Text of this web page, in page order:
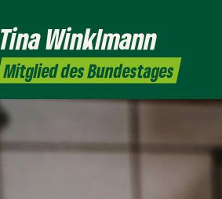
TinaWinklmann
Mitglied des Bundestages